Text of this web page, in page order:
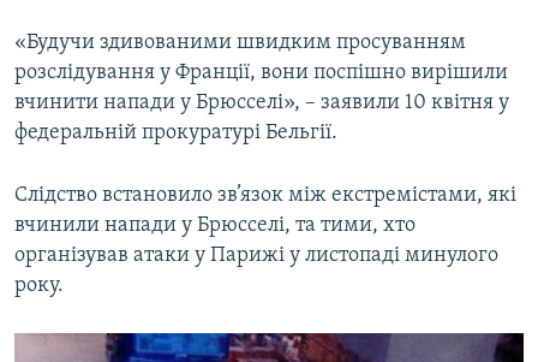
«Будучи здивованими швидким просуванням
розслідування у Франції, вони поспішно вирішили
вчинити напади у Брюсселі», – заявили 10 квітня у
федеральній прокуратурі Бельгії.
Слідство встановило зв’язок між екстремістами, які
вчинили напади у Брюсселі, та тими, хто
організував атаки у Парижі у листопаді минулого
року.